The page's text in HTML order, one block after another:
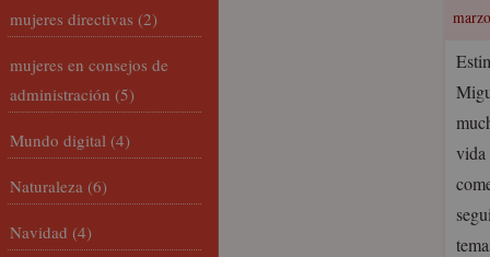
vida
mujeres directivas (2)
mujeres en consejos de
administración (5)
Mundo digital (4)
Naturaleza (6)
Navidad (4)